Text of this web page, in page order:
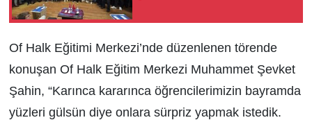
Of Halk Eğitimi Merkezi’nde düzenlenen törende
konuşan Of Halk Eğitim Merkezi Muhammet Şevket
Şahin, “Karınca kararınca öğrencilerimizin bayramda
yüzleri gülsün diye onlara sürpriz yapmak istedik.